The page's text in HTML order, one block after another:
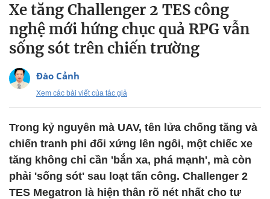
Xe tăng Challenger 2 TES công
nghệ mới hứng chục quả RPG vẫn
sống sót trên chiến trường
Đào Cảnh
Xem các bài viết của tác giả
Trong kỷ nguyên mà UAV, tên lửa chống tăng và
chiến tranh phi đối xứng lên ngôi, một chiếc xe
tăng không chỉ cần 'bắn xa, phá mạnh', mà còn
phải 'sống sót' sau loạt tấn công. Challenger 2
TES Megatron là hiện thân rõ nét nhất cho tư